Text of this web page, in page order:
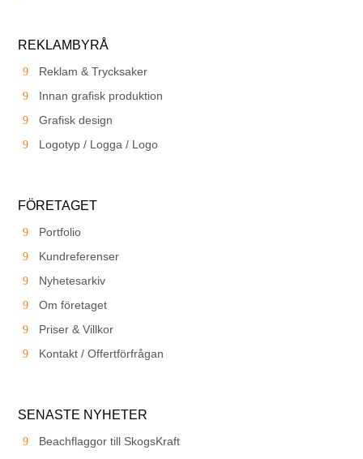
REKLAMBYRÅ
Reklam & Trycksaker
Innan grafisk produktion
Grafisk design
Logotyp / Logga / Logo
FÖRETAGET
Portfolio
Kundreferenser
Nyhetesarkiv
Om företaget
Priser & Villkor
Kontakt / Offertförfrågan
SENASTE NYHETER
Beachflaggor till SkogsKraft